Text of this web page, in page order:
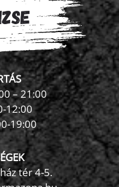
– 21:00
12:00
19:00
tér 4-5.
FormaZona chatbot ×